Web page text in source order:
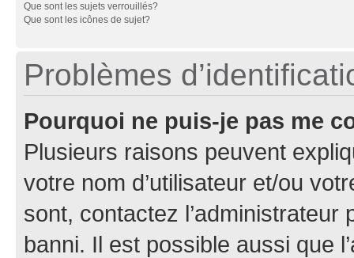
Que sont les sujets verrouillés?
Que sont les icônes de sujet?
Problèmes
Pourquoi ne puis-je pas me
Plusieurs raisons peuvent
votre nom d’utilisateur et/ou
sont, contactez l’administrateur
banni. Il est possible aussi que